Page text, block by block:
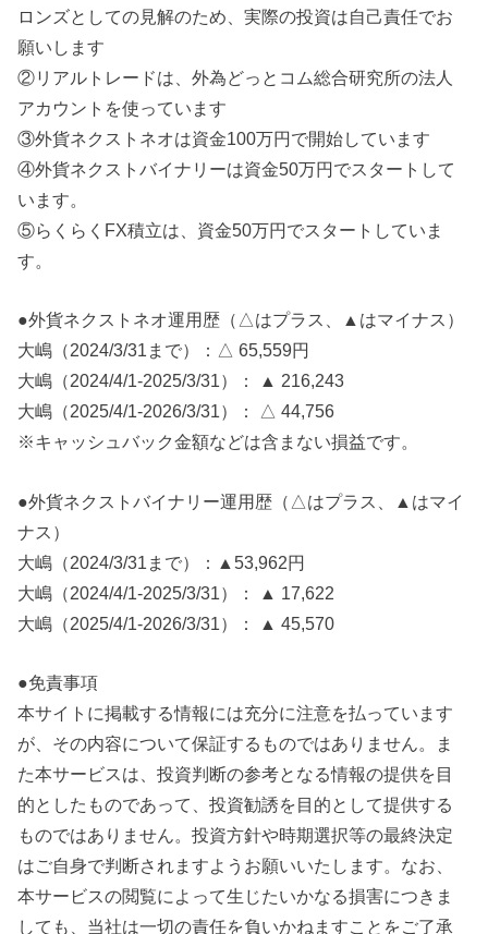
ロンズとしての見解のため、実際の投資は自己責任でお
願いします
②リアルトレードは、外為どっとコム総合研究所の法人
アカウントを使っています
③外貨ネクストネオは資金100万円で開始しています
④外貨ネクストバイナリーは資金50万円でスタートして
います。
⑤らくらくFX積立は、資金50万円でスタートしていま
す。
●外貨ネクストネオ運用歴（△はプラス、▲はマイナス）
大嶋（2024/3/31まで）：△ 65,559円
大嶋（2024/4/1-2025/3/31）： ▲ 216,243
大嶋（2025/4/1-2026/3/31）： △ 44,756
※キャッシュバック金額などは含まない損益です。
●外貨ネクストバイナリー運用歴（△はプラス、▲はマイ
ナス）
大嶋（2024/3/31まで）：▲53,962円
大嶋（2024/4/1-2025/3/31）： ▲ 17,622
大嶋（2025/4/1-2026/3/31）： ▲ 45,570
●免責事項
本サイトに掲載する情報には充分に注意を払っています
が、その内容について保証するものではありません。ま
た本サービスは、投資判断の参考となる情報の提供を目
的としたものであって、投資勧誘を目的として提供する
ものではありません。投資方針や時期選択等の最終決定
はご自身で判断されますようお願いいたします。なお、
本サービスの閲覧によって生じたいかなる損害につきま
しても、当社は一切の責任を負いかねますことをご了承